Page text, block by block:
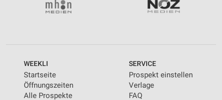
WEEKLI
Startseite
Öffnungszeiten
Alle Prospekte
SERVICE
Prospekt einstellen
Verlage
FAQ